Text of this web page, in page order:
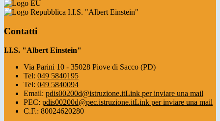
I.I.S. "Albert Einstein"
Contatti
I.I.S. "Albert Einstein"
Via Parini 10 - 35028 Piove di Sacco (PD)
Tel: 049 5840195
Tel: 049 5840094
Email: pdis00200d@istruzione.itLink per inviare una mail
PEC: pdis00200d@pec.istruzione.itLink per inviare una mail
C.F.: 80024620280